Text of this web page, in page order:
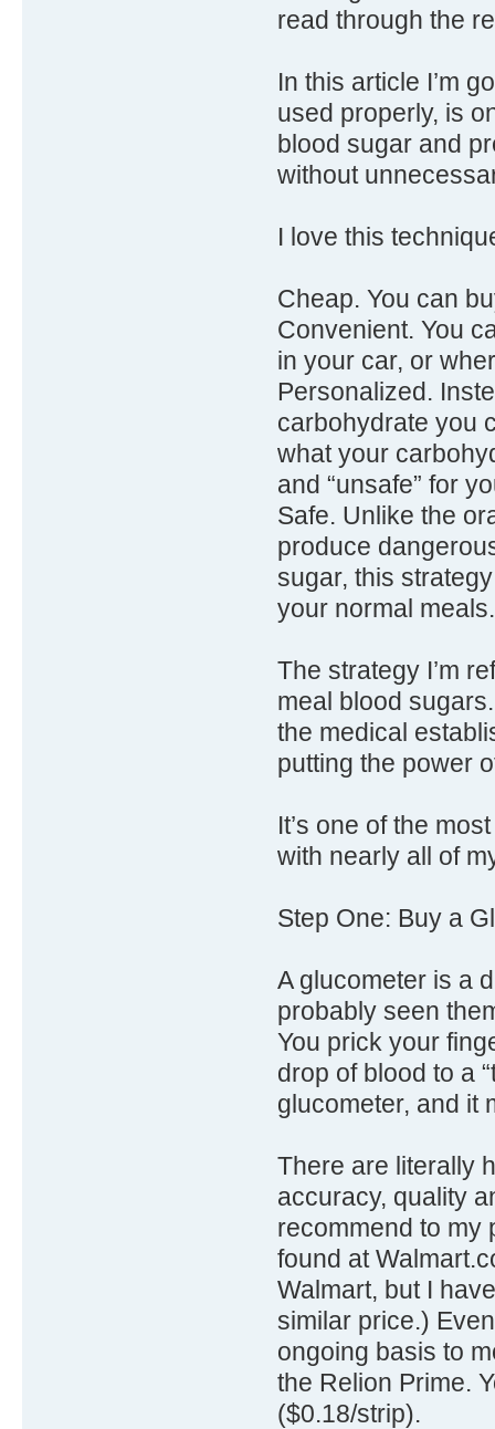
read through the
In this article I’m
used properly, is
blood sugar and
without
I love this
Cheap. You can
Convenient. You
in your car, or
Personalized.
carbohydrate you
what your
and “unsafe” for
Safe. Unlike the
produce
sugar, this
your normal meals.
The strategy I’m
meal blood
the medical
putting the power
It’s one of the
with nearly all of
Step One: Buy a
A glucometer is a
probably seen
You prick your
drop of blood to a
glucometer, and it
There are literally
accuracy, quality
recommend to my
found at
Walmart, but I
similar price.)
ongoing basis to
the Relion Prime.
($0.18/strip).